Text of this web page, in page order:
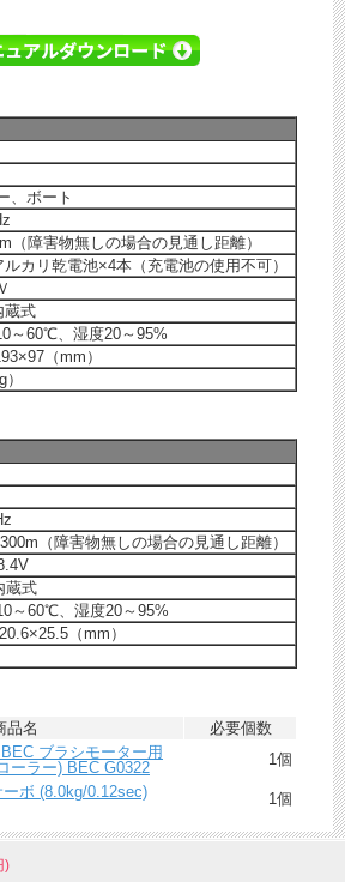
、ボート
（障害物無しの場合の見通し距離）
ルカリ乾電池×4本（充電池の使用不可）
蔵式
～60℃、湿度20～95%
（mm）
（障害物無しの場合の見通し距離）
蔵式
～60℃、湿度20～95%
（mm）
品名
必要個数
ブラシモーター用
ーラー) BEC G0322
1個
ボ (8.0kg/0.12sec)
1個
)